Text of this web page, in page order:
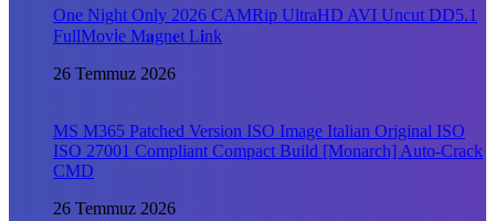
One Night Only 2026 CAMRip UltraHD AVI Uncut DD5.1
FullMov𝗂e M𝐚gn𝐞t L𝐢nk
26 Temmuz 2026
MS M365 Patched Version ISO Image Italian Original ISO
ISO 27001 Compliant Compact Build [Monarch] Auto-Crack
CMD
26 Temmuz 2026